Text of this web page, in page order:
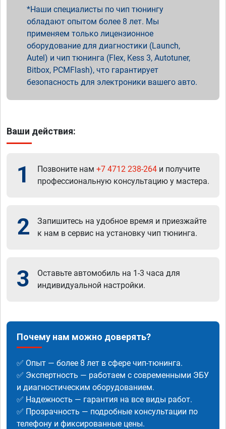
Наши специалисты по чип тюнингу
обладают опытом более 8 лет. Мы
применяем только лицензионное
оборудование для диагностики (Launch,
Autel) и чип тюнинга (Flex, Kess 3, Autotuner,
Bitbox, PCMFlash), что гарантирует
безопасность для электроники вашего авто.
Ваши действия:
1 Позвоните нам +7 4712 238-264 и получите
профессиональную консультацию у мастера.
2
Запишитесь на удобное время и приезжайте
к нам в сервис на установку чип тюнинга.
3
Оставьте автомобиль на 1-3 часа для
индивидуальной настройки.
Почему нам можно доверять?
✅ Опыт — более 8 лет в сфере чип-тюнинга.
✅ Экспертность — работаем с современными ЭБУ
и диагностическим оборудованием.
✅ Надежность — гарантия на все виды работ.
✅ Прозрачность — подробные консультации по
телефону и фиксированные цены.